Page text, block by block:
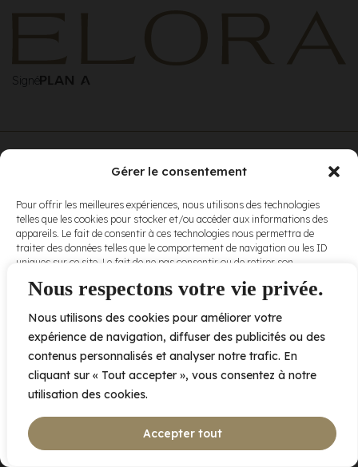
Nous respectons votre vie privée.
Nous utilisons des cookies pour améliorer votre
expérience de navigation, diffuser des publicités ou des
contenus personnalisés et analyser notre trafic. En
cliquant sur « Tout accepter », vous consentez à notre
utilisation des cookies.
Accepter tout
Gérer le consentement
Pour offrir les meilleures expériences, nous utilisons des technologies
telles que les cookies pour stocker et/ou accéder aux informations des
appareils. Le fait de consentir à ces technologies nous permettra de
traiter des données telles que le comportement de navigation ou les ID
uniques sur ce site. Le fait de ne pas consentir ou de retirer son
et fonctions.
Accepter
Refuser
Signé
conditions
d’utilisationet
nospolitiques
de
confidentialité .
2005 av. de Bois-de-Boulogne, Laval QC H7N 0J7